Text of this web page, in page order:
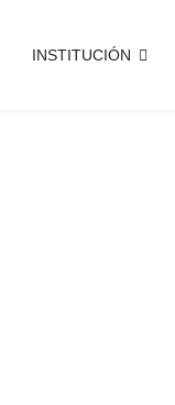
INSTITUCIÓN